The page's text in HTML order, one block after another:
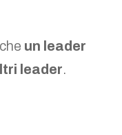
un leader
leader.